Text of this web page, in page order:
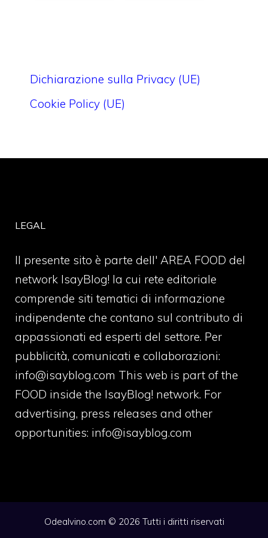
Dichiarazione sulla Privacy (UE)
Cookie Policy (UE)
LEGAL
Il presente sito è parte dell' AREA FOOD del
network IsayBlog! la cui rete editoriale
comprende siti tematici di informazione
indipendente che contano sul contributo di
appassionati ed esperti del settore. Per
pubblicità, comunicati e collaborazioni:
info@isayblog.com This web is part of the
FOOD inside the IsayBlog! network. For
advertising, press releases and other
opportunities: info@isayblog.com
Odealvino.com © 2026 Tutti i diritti riservati